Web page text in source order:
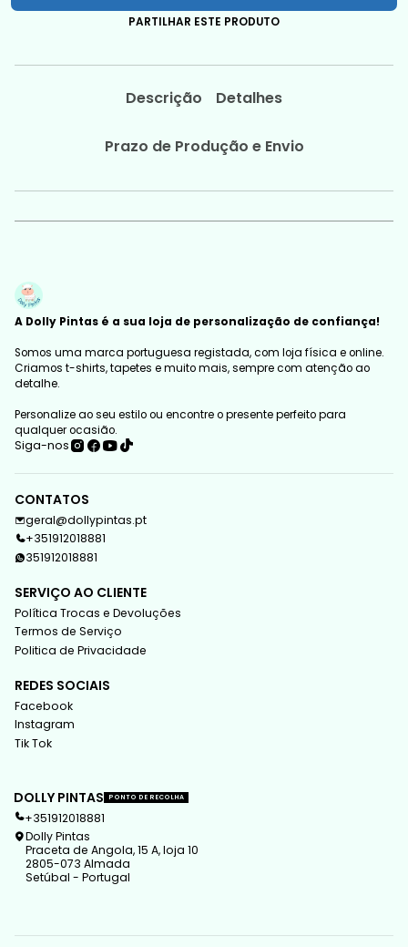
PARTILHAR ESTE PRODUTO
Descrição Detalhes
Prazo de Produção e Envio
A Dolly Pintas é a sua loja de personalização de confiança!
Somos uma marca portuguesa registada, com loja física e online.
Criamos t-shirts, tapetes e muito mais, sempre com atenção ao
detalhe.
Personalize ao seu estilo ou encontre o presente perfeito para
qualquer ocasião.
Siga-nos
CONTATOS
geral@dollypintas.pt
+351912018881
351912018881
SERVIÇO AO CLIENTE
Política Trocas e Devoluções
Termos de Serviço
Politica de Privacidade
REDES SOCIAIS
Facebook
Instagram
Tik Tok
DOLLY PINTAS PONTO DE RECOLHA
+351912018881
Dolly Pintas
Praceta de Angola, 15 A, loja 10
2805-073 Almada
Setúbal - Portugal